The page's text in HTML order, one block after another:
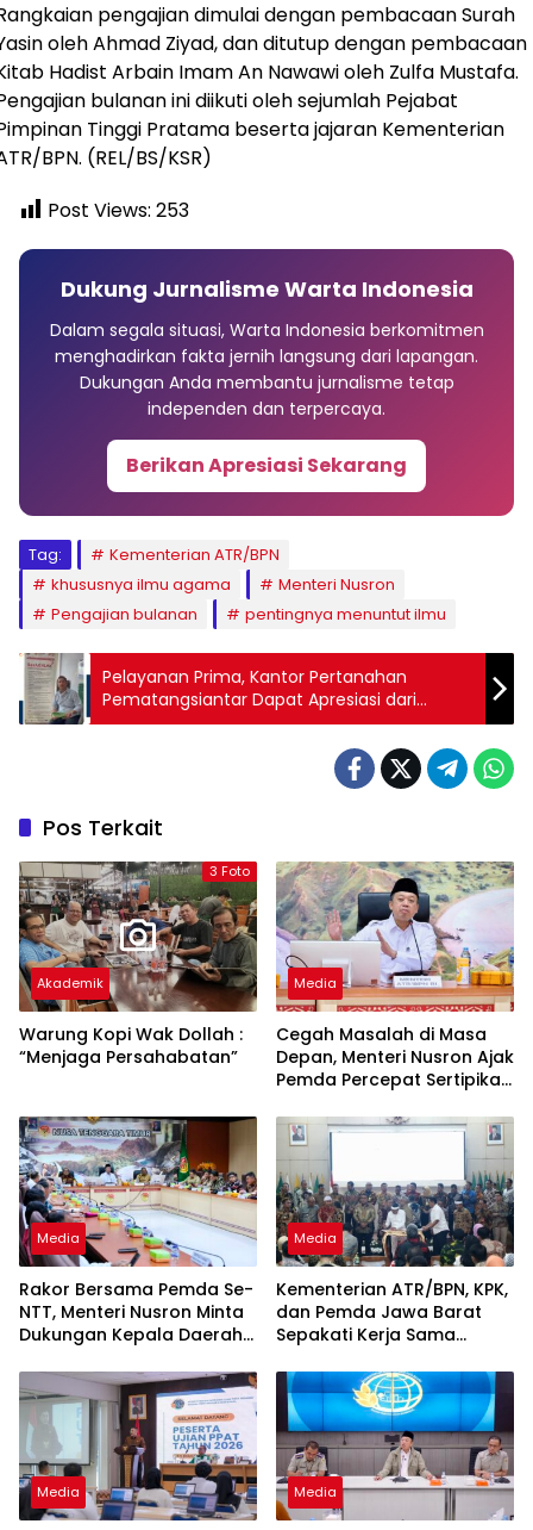
pengajian dimulai dengan pembacaan Surah
oleh Ahmad Ziyad, dan ditutup dengan pembacaan
Hadist Arbain Imam An Nawawi oleh Zulfa Mustafa.
bulanan ini diikuti oleh sejumlah Pejabat
Tinggi Pratama beserta jajaran Kementerian
BPN. (REL/BS/KSR)
Post Views: 253
Dukung Jurnalisme Warta Indonesia
Dalam segala situasi, Warta Indonesia berkomitmen
menghadirkan fakta jernih langsung dari lapangan.
Dukungan Anda membantu jurnalisme tetap
independen dan terpercaya.
Berikan Apresiasi Sekarang
Tag:
Kementerian ATR/BPN
khususnya ilmu agama
Menteri Nusron
Pengajian bulanan
pentingnya menuntut ilmu
Pelayanan Prima, Kantor Pertanahan
Pematangsiantar Dapat Apresiasi dari
Masyarakat
Pos Terkait
3 Foto
Akademik
Warung Kopi Wak Dollah :
“Menjaga Persahabatan”
Media
Cegah Masalah di Masa
Depan, Menteri Nusron Ajak
Pemda Percepat Sertipikasi
NTT
Media
Rakor Bersama Pemda Se-
NTT, Menteri Nusron Minta
Dukungan Kepala Daerah
Layanan Pertanahan
Media
Kementerian ATR/BPN, KPK,
dan Pemda Jawa Barat
Sepakati Kerja Sama
Korupsi serta Penguatan
Ekonomi Daerah
Media Media